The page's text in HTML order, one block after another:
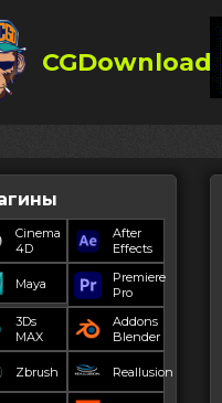
CGDownload
Cinema
4D
After
Effects
Maya
Premiere
Pro
3Ds
MAX
Addons
Blender
Zbrush Reallusion